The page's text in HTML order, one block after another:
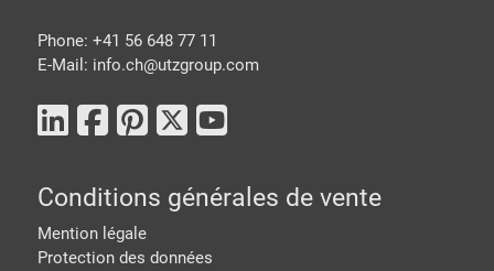
Phone: +41 56 648 77 11
E-Mail: info.ch@utzgroup.com
Conditions générales de vente
Mention légale
Protection des données